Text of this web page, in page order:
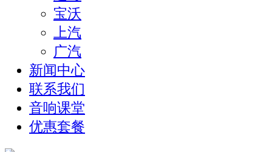
宝沃
上汽
广汽
新闻中心
联系我们
音响课堂
优惠套餐